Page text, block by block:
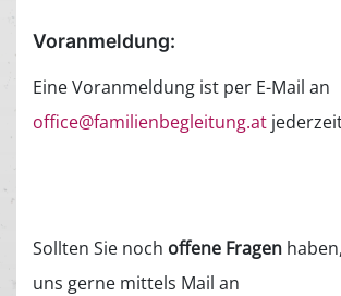
Voranmeldung:
Eine Voranmeldung ist per E-Mail an
office@familienbegleitung.at
Sollten Sie noch offene Fragen
uns gerne mittels Mail an